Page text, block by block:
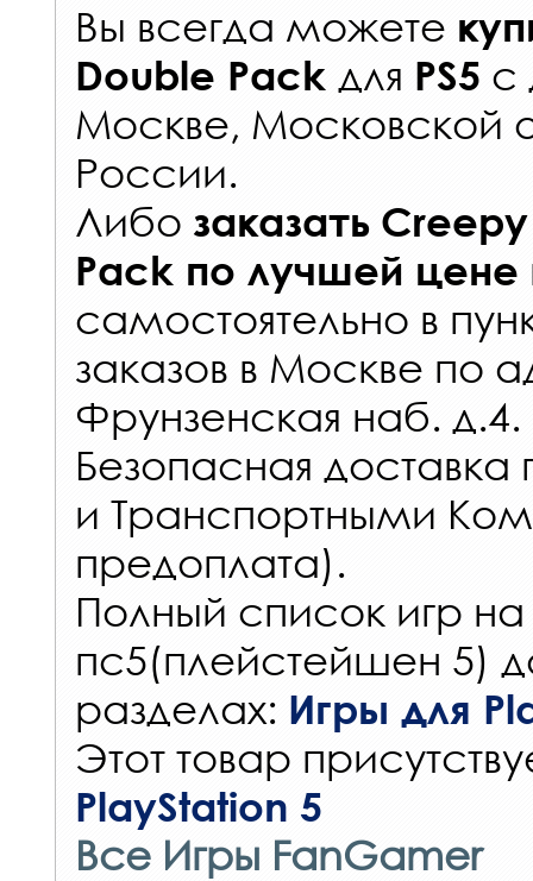
Вы всегда можете
Double Pack для PS5 с
Москве, Московской
России.
Либо заказать
Pack по лучшей цене
самостоятельно в
заказов в Москве по
Фрунзенская наб. д.4.
Безопасная
и Транспортными
предоплата).
Полный список игр на
пс5(плейстейшен 5)
разделах: Игры для
Этот товар
PlayStation 5
Все Игры FanGamer